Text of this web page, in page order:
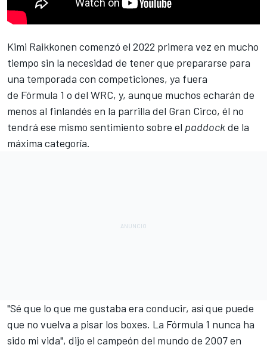
Kimi Raikkonen comenzó el 2022 primera vez en mucho
tiempo sin la necesidad de tener que prepararse para
una temporada con competiciones, ya fuera
de Fórmula 1 o del WRC, y, aunque muchos echarán de
menos al finlandés en la parrilla del Gran Circo, él no
tendrá ese mismo sentimiento sobre el paddockde la
máxima categoría.
"Sé que lo que me gustaba era conducir, así que puede
que no vuelva a pisar los boxes. La Fórmula 1 nunca ha
sido mi vida", dijo el campeón del mundo de 2007 en